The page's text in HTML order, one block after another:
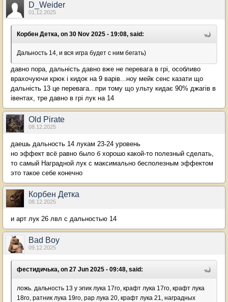
D_Weider
01.12.2025
Корбен Детка, on 30 Nov 2025 - 19:08, said:
Дальность 14, и вся игра будет с ним бегать)
давно пора, дальність давно вже не перевага в грі, особливо
врахочуючи крюк і кидок на 9 варів...ноу мейк сенс казати що
дальність 13 це перевага.. при тому що ульту кидає 90% джагів в
івентах, тре давно в грі лук на 14
Old Pirate
08.12.2025
даешь дальность 14 лукам 23-24 уровень
но эффект всё равно было б хорошо какой-то полезный сделать,
то самый Наградной лук с максимально бесполезным эффектом
это такое себе конечно
Корбен Детка
08.12.2025
и арт лук 26 лвл с дальностью 14
Bad Boy
09.12.2025
фестидичька, on 27 Jun 2025 - 09:48, said:
ложь. дальность 13 у эпик лука 17го, крафт лука 17го, крафт лука
18го, ратник лука 19го, рар лука 20, крафт лука 21, наградных